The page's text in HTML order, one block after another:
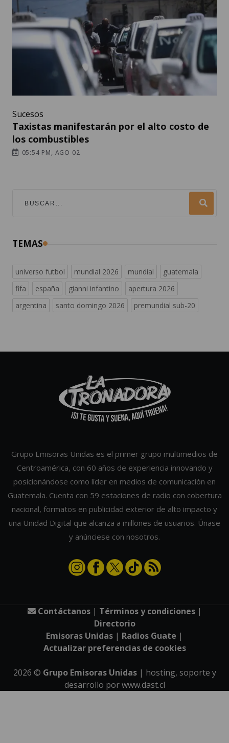
Sucesos
Taxistas manifestarán por el alto costo de
los combustibles
05:54 PM, AGO 02
TEMAS
universo futbol mundial 2026 mundial
guatemala
fifa
españa gianni infantino
apertura 2026
argentina
santo domingo 2026 premundial sub-20
Grupo Emisoras Unidas es el primer grupo multimedios de
Centroamérica, con 60 años de experiencia innovando y
posicionándose como líder en medios de comunicación en
Guatemala. Cuenta con 59 estaciones de radio con cobertura
nacional, formatos en publicidad exterior de alto impacto y
una Unidad Digital que alcanza a millones de usuarios. Únase
y anúnciese con nosotros.
Contáctanos| Términos y condiciones|
Directorio
Emisoras Unidas | Radios Guate |
Actualizar preferencias de cookies
2026 © Grupo Emisoras Unidas| hosting, soporte y
desarrollo porwww.dast.cl